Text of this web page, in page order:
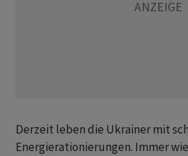
Derzeit leben die Ukrainer mit
Energierationierungen. Immer